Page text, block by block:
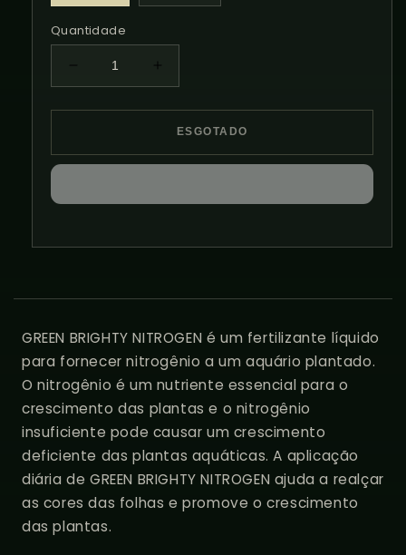
Quantidade
Diminuir
a
quantidade
Green
Nitrogen
a
quantidade
Green
Nitrogen
ESGOTADO
GREEN BRIGHTY NITROGEN é um fertilizante líquido
para fornecer nitrogênio a um aquário plantado.
O nitrogênio é um nutriente essencial para o
crescimento das plantas e o nitrogênio
insuficiente pode causar um crescimento
deficiente das plantas aquáticas. A aplicação
diária de GREEN BRIGHTY NITROGEN ajuda a realçar
as cores das folhas e promove o crescimento
das plantas.